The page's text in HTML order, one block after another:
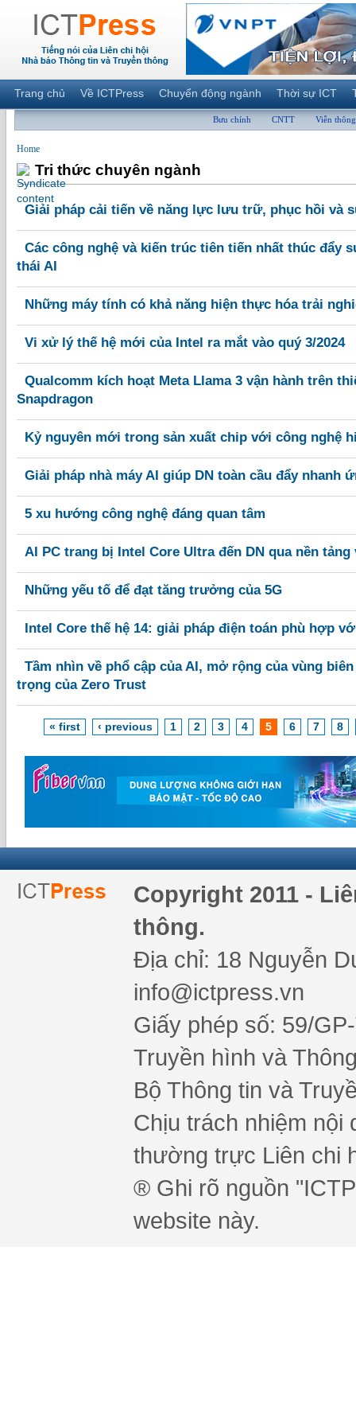
Trang chủ Về ICTPress Chuyển động ngành Thời sự ICT
Bưu chính CNTT Viễn thông
Home
Tri thức chuyên ngành
Giải pháp cải tiến về năng lực lưu trữ, phục hồi và
Các công nghệ và kiến trúc tiên tiến nhất thúc đẩy
thái AI
Những máy tính có khả năng hiện thực hóa trải
Vi xử lý thế hệ mới của Intel ra mắt vào quý 3/2024
Qualcomm kích hoạt Meta Llama 3 vận hành trên
Snapdragon
Kỷ nguyên mới trong sản xuất chip với công nghệ
Giải pháp nhà máy AI giúp DN toàn cầu đẩy nhanh
5 xu hướng công nghệ đáng quan tâm
AI PC trang bị Intel Core Ultra đến DN qua nền
Những yếu tố để đạt tăng trưởng của 5G
Intel Core thế hệ 14: giải pháp điện toán phù hợp
Tầm nhìn về phổ cập của AI, mở rộng của vùng
trọng của Zero Trust
« first ‹ previous 1 2 3 4 5 6 7 8
Copyright 2011 -
thông.
Địa chỉ: 18 Nguyễn
info@ictpress.vn
Giấy phép số: 59/
Truyền hình và
Bộ Thông tin và
Chịu trách nhiệm nội
thường trực Liên chi
® Ghi rõ nguồn
website này.